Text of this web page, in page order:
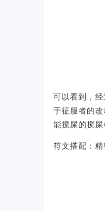
可以看到，
于征服者的
能搅屎的搅屎
符文搭配：